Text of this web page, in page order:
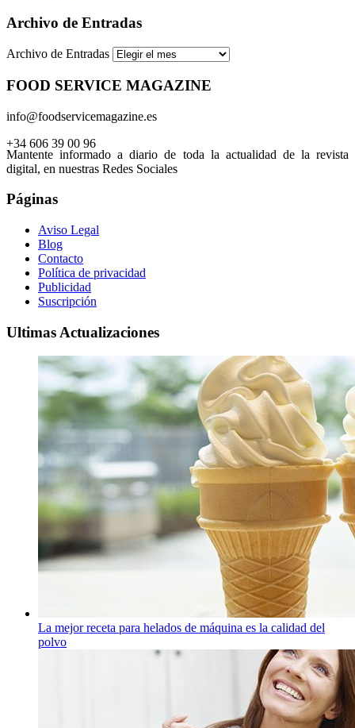
Archivo de Entradas
Archivo de Entradas
FOOD SERVICE MAGAZINE
info@foodservicemagazine.es
+34 606 39 00 96
Mantente informado a diario de toda la actualidad de la revista
digital, en nuestras Redes Sociales
Páginas
Aviso Legal
Blog
Contacto
Política de privacidad
Publicidad
Suscripción
Ultimas Actualizaciones
La mejor receta para helados de máquina es la calidad del
polvo